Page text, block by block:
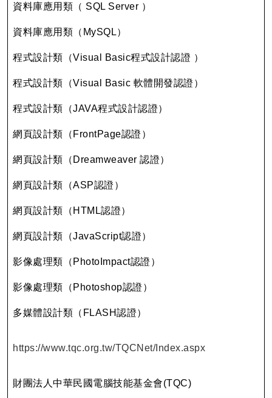
資料庫應用類（ SQL Server ）
資料庫應用類（MySQL）
程式設計類（Visual Basic程式設計認證 ）
程式設計類（Visual Basic 軟體開發認證）
程式設計類（JAVA程式設計認證）
網頁設計類（FrontPage認證）
網頁設計類（Dreamweaver 認證）
網頁設計類（ASP認證）
網頁設計類（HTML認證）
網頁設計類（JavaScript認證）
影像處理類（PhotoImpact認證）
影像處理類（Photoshop認證）
多媒體設計類（FLASH認證）
https://www.tqc.org.tw/TQCNet/Index.aspx
財團法人中華民國電腦技能基金會(TQC)